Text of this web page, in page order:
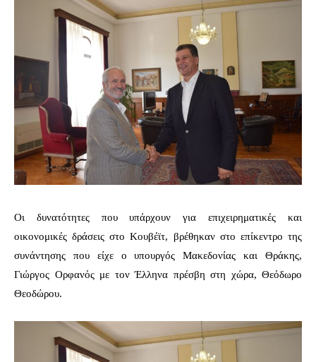
Οι δυνατότητες που υπάρχουν για επιχειρηματικές και
οικονομικές δράσεις στο Κουβέϊτ, βρέθηκαν στο επίκεντρο της
συνάντησης που είχε ο υπουργός Μακεδονίας και Θράκης,
Γιώργος Ορφανός με τον Έλληνα πρέσβη στη χώρα, Θεόδωρο
Θεοδώρου.